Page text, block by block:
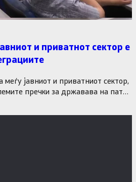
и приватнот сектор е
меѓу јавниот и приватниот сектор,
пречки за државава на патот